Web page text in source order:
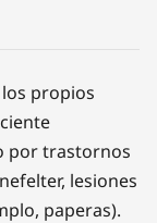
propios
por trastornos
lesiones
paperas).